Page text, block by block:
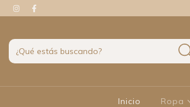
transferencia
Inicio Ropa